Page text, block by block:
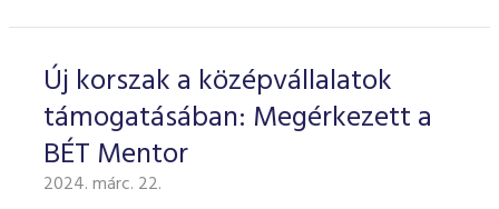
Új korszak a középvállalatok
támogatásában: Megérkezett a
BÉT Mentor
2024. márc. 22.